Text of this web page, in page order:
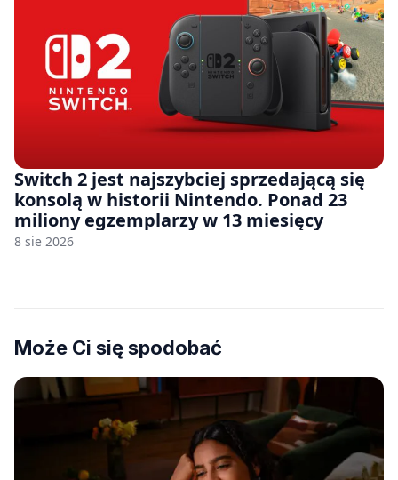
Switch 2 jest najszybciej sprzedającą się
konsolą w historii Nintendo. Ponad 23
miliony egzemplarzy w 13 miesięcy
8 sie 2026
Może Ci się spodobać